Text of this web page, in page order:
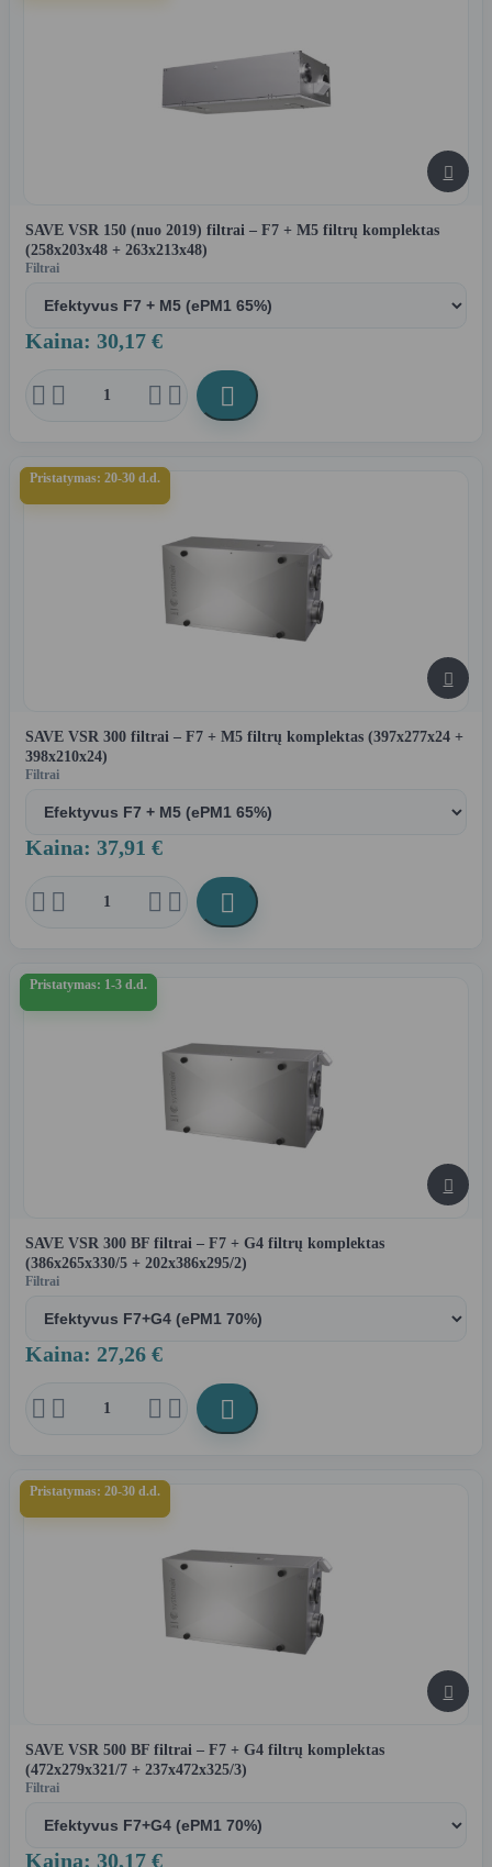

SAVE VSR 150 (nuo 2019) filtrai – F7 + M5 filtrų komplektas
(258x203x48 + 263x213x48)
Filtrai
Kaina: 30,17 €
    
Pristatymas: 20-30 d.d.

SAVE VSR 300 filtrai – F7 + M5 filtrų komplektas (397x277x24 +
398x210x24)
Filtrai
Kaina: 37,91 €
    
Pristatymas: 1-3 d.d.

SAVE VSR 300 BF filtrai – F7 + G4 filtrų komplektas
(386x265x330/5 + 202x386x295/2)
Filtrai
Kaina: 27,26 €
    
Pristatymas: 20-30 d.d.

SAVE VSR 500 BF filtrai – F7 + G4 filtrų komplektas
(472x279x321/7 + 237x472x325/3)
Filtrai
Kaina: 30,17 €